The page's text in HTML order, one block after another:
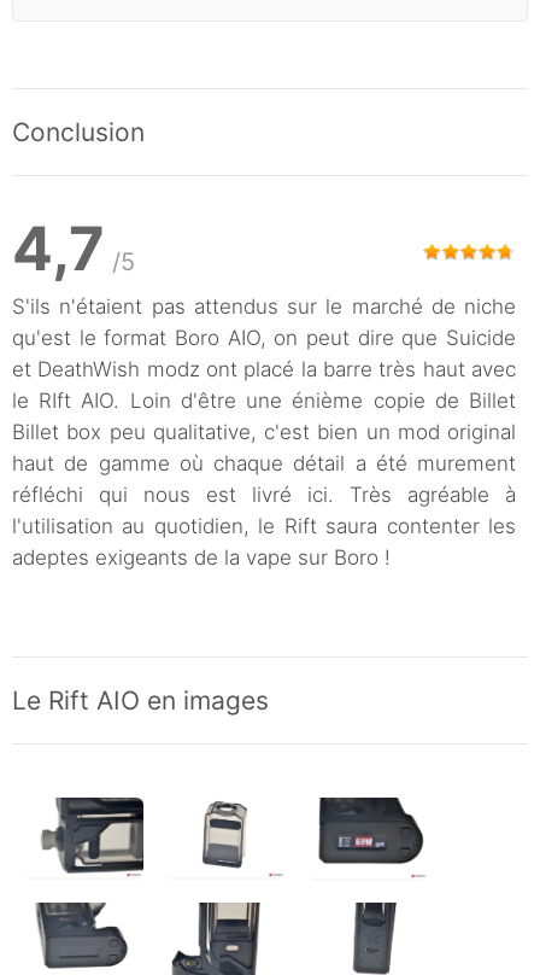
Conclusion
4,7 /5
S'ils n'étaient pas attendus sur le marché de niche
qu'est le format Boro AIO, on peut dire que Suicide
et DeathWish modz ont placé la barre très haut avec
le RIft AIO. Loin d'être une énième copie de Billet
Billet box peu qualitative, c'est bien un mod original
haut de gamme où chaque détail a été murement
réfléchi qui nous est livré ici. Très agréable à
l'utilisation au quotidien, le Rift saura contenter les
adeptes exigeants de la vape sur Boro !
Le Rift AIO en images